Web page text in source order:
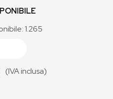
1.265
(IVA inclusa)